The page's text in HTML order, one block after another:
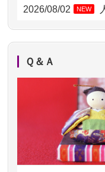
2026/08/04 00:38
2026/08/03 21:17
2026/08/02 18:47
2026/08/02 11:15
2026/08/02 10:39
2026/08/02 09:15
2026/08/02 06:46
2026/08/02 NEW
えるのですが、...
NEW
様子から、大切...
2026/07/25供養の
も丁寧に説...
Ｑ＆Ａ